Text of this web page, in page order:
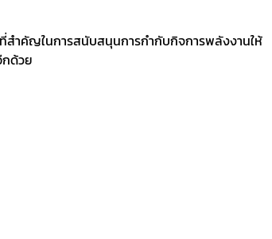
สำคัญในการสนับสนุนการกำกับกิจการพลังงานให้
ด้วย